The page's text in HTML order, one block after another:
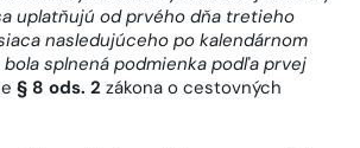
uplatňujú od prvého dňa tretieho
nasledujúceho po kalendárnom
splnená podmienka podľa prvej
§ 8 ods. 2 zákona o cestovných